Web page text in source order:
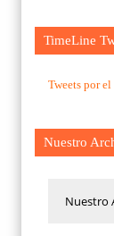
TimeLine
Tweets por el
Nuestro